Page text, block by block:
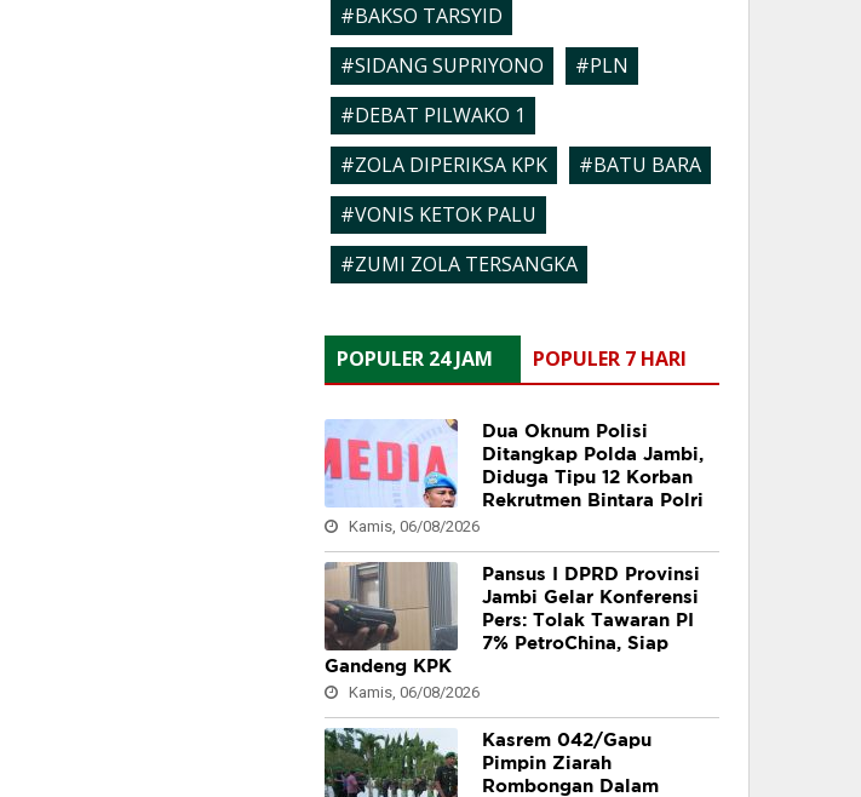
#BAKSO TARSYID
#SIDANG SUPRIYONO
#PLN
#DEBAT PILWAKO 1
#ZOLA DIPERIKSA KPK
#BATU BARA
#VONIS KETOK PALU
#ZUMI ZOLA TERSANGKA
POPULER 24 JAM POPULER 7 HARI
Dua Oknum Polisi
Ditangkap Polda Jambi,
Diduga Tipu 12 Korban
Rekrutmen Bintara Polri
Kamis, 06/08/2026
Pansus I DPRD Provinsi
Jambi Gelar Konferensi
Pers: Tolak Tawaran PI
7% PetroChina, Siap
Gandeng KPK
Kamis, 06/08/2026
Kasrem 042/Gapu
Pimpin Ziarah
Rombongan Dalam